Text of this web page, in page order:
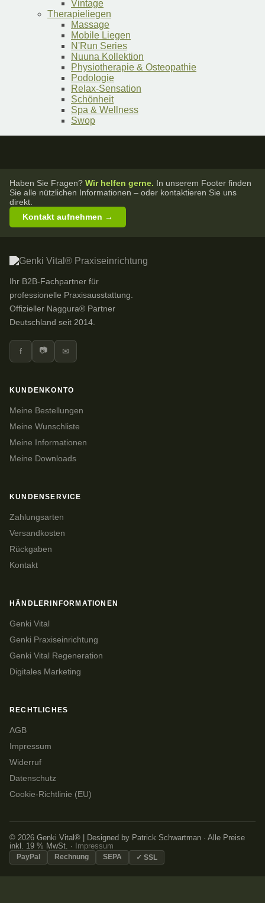
Vintage
Therapieliegen
Massage
Mobile Liegen
N'Run Series
Nuuna Kollektion
Physiotherapie & Osteopathie
Podologie
Relax-Sensation
Schönheit
Spa & Wellness
Swop
Haben Sie Fragen? Wir helfen gerne. In unserem Footer finden
Sie alle nützlichen Informationen – oder kontaktieren Sie uns
direkt.
Kontakt aufnehmen →
Ihr B2B-Fachpartner für
professionelle Praxisausstattung.
Offizieller Naggura® Partner
Deutschland seit 2014.
f 📷 ✉
KUNDENKONTO
Meine Bestellungen
Meine Wunschliste
Meine Informationen
Meine Downloads
KUNDENSERVICE
Zahlungsarten
Versandkosten
Rückgaben
Kontakt
HÄNDLERINFORMATIONEN
Genki Vital
Genki Praxiseinrichtung
Genki Vital Regeneration
Digitales Marketing
RECHTLICHES
AGB
Impressum
Widerruf
Datenschutz
Cookie-Richtlinie (EU)
© 2026 Genki Vital® | Designed by Patrick Schwartman · Alle Preise
inkl. 19 % MwSt. ·
Impressum
PayPal Rechnung SEPA ✓ SSL